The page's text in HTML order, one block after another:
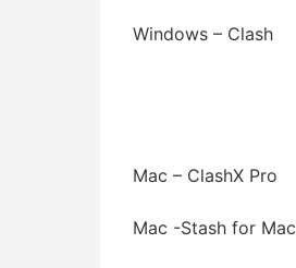
Windows – Clash
Mac – ClashX Pro
Mac -Stash for Mac